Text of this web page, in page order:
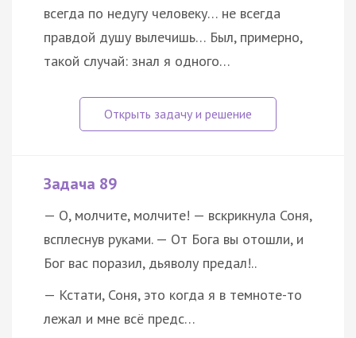
всегда по недугу человеку… не всегда
правдой душу вылечишь… Был, примерно,
такой случай: знал я одного…
Задача 89
— О, молчите, молчите! — вскрикнула Соня,
всплеснув руками. — От Бога вы отошли, и
Бог вас поразил, дьяволу предал!..
— Кстати, Соня, это когда я в темноте-то
лежал и мне всё предс…